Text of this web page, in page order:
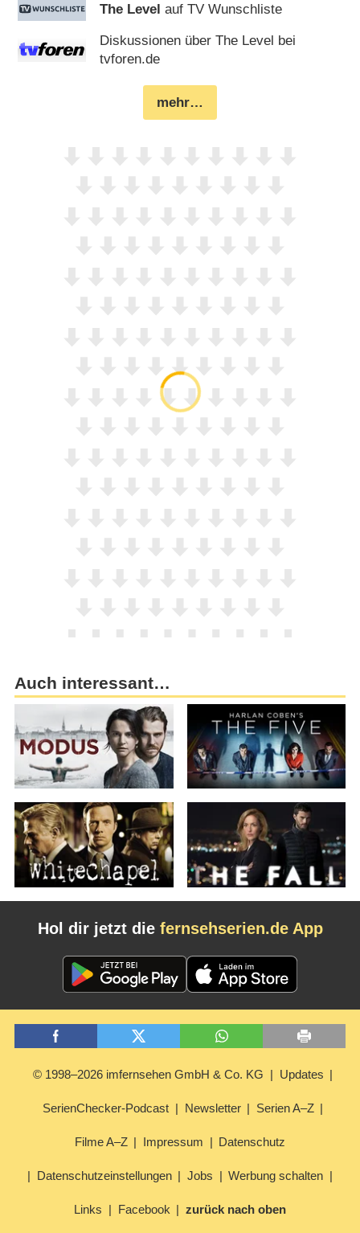
The Level auf TV Wunschliste
Diskussionen über The Level bei
tvforen.de
mehr…
Auch interessant…
Hol dir jetzt die fernsehserien.de App
© 1998–2026 imfernsehen GmbH & Co. KG Updates
SerienChecker-Podcast Newsletter Serien A–Z
Filme A–Z Impressum Datenschutz
Datenschutzeinstellungen Jobs Werbung schalten
Links Facebook zurück nach oben